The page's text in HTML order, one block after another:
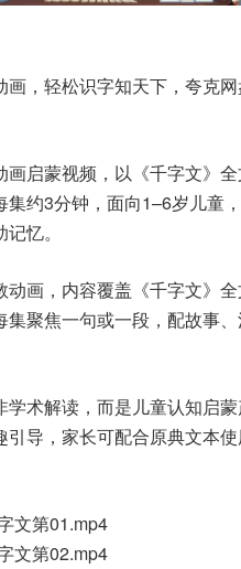
画，轻松识字知天下，夸克
画启蒙视频，以《千字文》
集约3分钟，面向1–6岁儿童
忆。
动画，内容覆盖《千字文》
集聚焦一句或一段，配故事
学术解读，而是儿童认知启
引导，家长可配合原典文本
文第01.mp4
文第02.mp4